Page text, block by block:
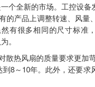
个全新的市场。工控设
的产品上调整转速、风量
有很多相同的尺寸标准
。
散热风扇的质量要求更加
8～10年。此外，还要